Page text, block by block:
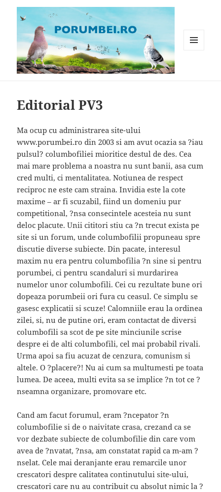
Editorial PV3
Ma ocup cu administrarea site-ului
www.porumbei.ro din 2003 si am avut ocazia sa ?iau
pulsul? columbofiliei mioritice destul de des. Cea
mai mare problema a noastra nu sunt banii, asa cum
cred multi, ci mentalitatea.Notiunea de respect
reciproc ne este cam straina. Invidia este la cote
maxime – ar fi scuzabil, fiind un domeniu pur
competitional, ?nsa consecintele acesteia nu sunt
deloc placute. Unii cititori stiu ca ?n trecut exista pe
site si un forum, unde columbofilii propuneau spre
discutie diverse subiecte. Din pacate, interesul
maxim nu era pentru columbofilia ?n sine si pentru
porumbei, ci pentru scandaluri si murdarirea
numelor unor columbofili. Cei cu rezultate bune ori
dopeaza porumbeii ori fura cu ceasul. Ce simplu se
gasesc explicatii si scuze! Calomniile erau la ordinea
zilei, si, nu de putine ori, eram contactat de diversi
columbofili sa scot de pe site minciunile scrise
despre ei de alti columbofili, cel mai probabil rivali.
Urma apoi sa fiu acuzat de cenzura, comunism si
altele. O ?placere?! Nu ai cum sa multumesti pe toata
lumea. De aceea, multi evita sa se implice ?n tot ce ?
nseamna organizare, promovare etc.
Cand am facut forumul, eram ?ncepator ?n
columbofilie si de o naivitate crasa, crezand ca se
vor dezbate subiecte de columbofilie din care vom
avea de ?nvatat, ?nsa, am constatat rapid ca m-am ?
nselat. Cele mai deranjante erau remarcile unor
crescatori despre calitatea continutului site-ului,
crescatori care nu au contribuit cu absolut nimic la ?